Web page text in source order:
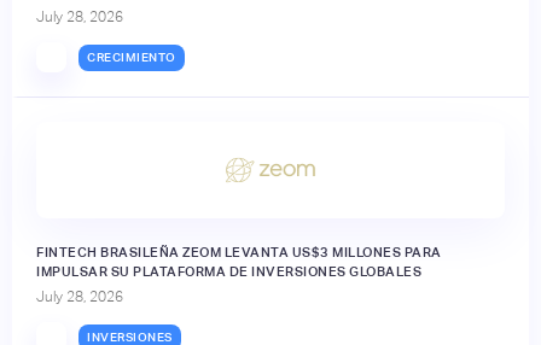
July 28, 2026
CRECIMIENTO
FINTECH BRASILEÑA ZEOM LEVANTA US$3 MILLONES PARA
IMPULSAR SU PLATAFORMA DE INVERSIONES GLOBALES
July 28, 2026
INVERSIONES